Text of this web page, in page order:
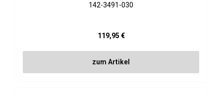
142-3491-030
Regulärer Preis:
119,95 €
zum Artikel